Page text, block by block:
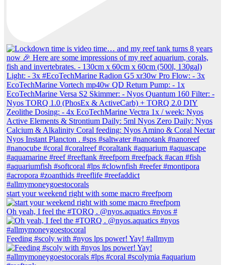
start your weekend right with some macro #reefporn
Oh yeah, I feel the #TORQ . @nyos.aquatics #nyos #
Feeding #scoly with #nyos lps power! Yay! #allmym